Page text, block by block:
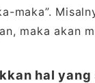
maka”.
maka akan
hal